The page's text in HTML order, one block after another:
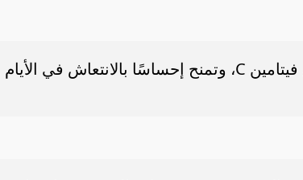
تساعد على ترطيب الجسم وتعزيز المناعة بفضل فيتامين C، وتمنح إحساسًا بالانتعاش في الأيام